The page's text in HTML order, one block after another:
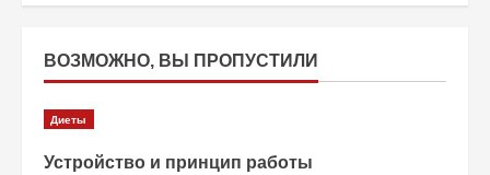
ВОЗМОЖНО, ВЫ ПРОПУСТИЛИ
Диеты
Устройство и принцип работы